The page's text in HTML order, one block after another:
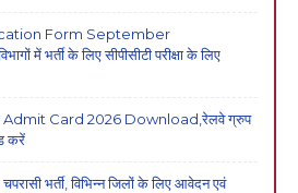
Form September
में भर्ती के लिए सीपीसीटी परीक्षा के लिए
Card 2026 Download,रेलवे ग्रुप
करें
भर्ती, विभिन्न जिलों के लिए आवेदन एवं